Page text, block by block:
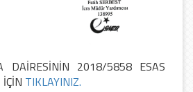
DAİRESİNİN 2018/5858 ESAS
TIKLAYINIZ.